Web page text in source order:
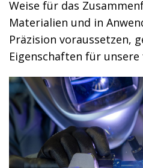
Weise für das
Materialien und in
Präzision voraussetzen,
Eigenschaften für